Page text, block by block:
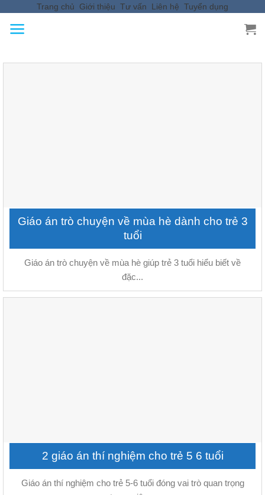
content
Trang chủ Giới thiệu Tư vấn Liên hệ Tuyển dụng
Giáo án trò chuyện về mùa hè dành cho trẻ 3
tuổi
Giáo án trò chuyện về mùa hè giúp trẻ 3 tuổi hiểu biết về
đặc...
2 giáo án thí nghiệm cho trẻ 5 6 tuổi
Giáo án thí nghiệm cho trẻ 5-6 tuổi đóng vai trò quan trọng